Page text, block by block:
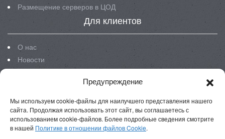
Предупреждение
Мы используем cookie-файлы для наилучшего представления нашего
сайта. Продолжая использовать этот сайт, вы соглашаетесь с
использованием cookie-файлов. Более подробные сведения смотрите
в нашей Политике в отношении файлов Cookie.
Размещение серверов в ЦОД
Для клиентов
О нас
Новости
Блог
Реквизиты